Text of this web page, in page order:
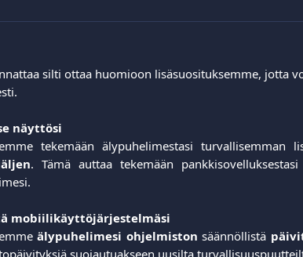
silti ottaa huomioon lisäsuosituksemme, jotta
näyttösi
tekemään älypuhelimestasi turvallisemman
. Tämä auttaa tekemään
mobiilikäyttöjärjestelmäsi
älypuhelimesi ohjelmiston säännöllistä
suojautuakseen uusilta